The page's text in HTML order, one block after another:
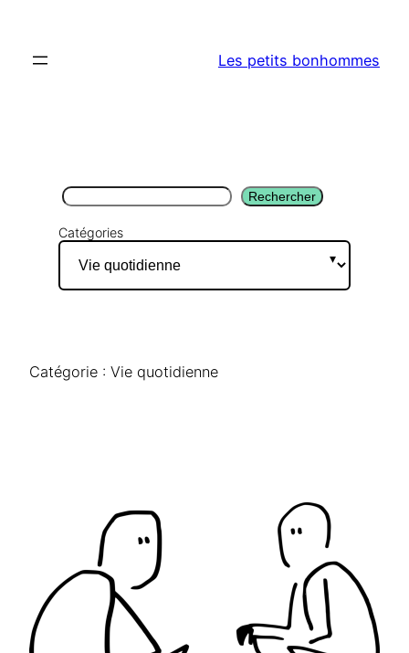
contenu
Les petits bonhommes
Rechercher Rechercher
Catégories
Catégorie : Vie quotidienne